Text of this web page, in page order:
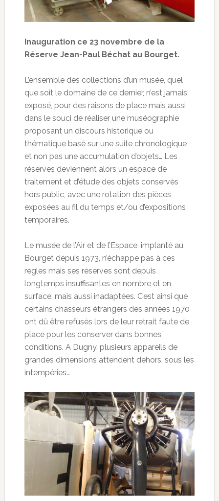
Inauguration ce 23 novembre de la
Réserve Jean-Paul Béchat au Bourget.
L’ensemble des collections d’un musée, quel
que soit le domaine de ce dernier, n’est jamais
exposé, pour des raisons de place mais aussi
dans le souci de réaliser une muséographie
proposant un discours historique ou
thématique basé sur une suite chronologique
et non pas une accumulation d’objets… Les
réserves deviennent alors un espace de
traitement et d’étude des objets conservés
hors public, avec une rotation des pièces
exposées au fil du temps et/ou d’expositions
temporaires.
Le musée de l’Air et de l’Espace, implanté au
Bourget depuis 1973, n’échappe pas à ces
règles mais ses réserves sont depuis
longtemps insuffisantes en nombre et en
surface, mais aussi inadaptées. C’est ainsi que
certains chasseurs étrangers des années 1970
ont dû être refusés lors de leur retrait faute de
place pour les conserver dans bonnes
conditions. A Dugny, plusieurs appareils de
grandes dimensions attendent dehors, sous les
intempéries…